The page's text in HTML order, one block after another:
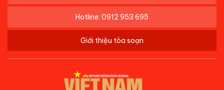
Hotline: 0912 953 695
Giới thiệu tòa soạn